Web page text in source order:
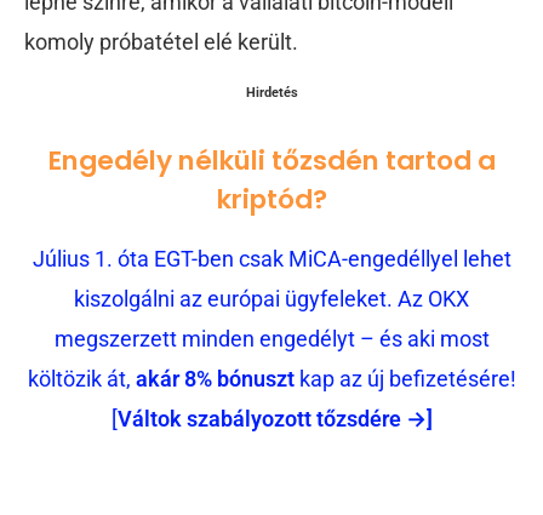
komoly próbatétel elé került.
Hirdetés
Engedély nélküli tőzsdén tartod a
kriptód?
Július 1. óta EGT-ben csak MiCA-engedéllyel lehet
kiszolgálni az európai ügyfeleket. Az OKX
megszerzett minden engedélyt – és aki most
költözik át, akár 8% bónusztkap az új befizetésére!
[Váltok szabályozott tőzsdére →]